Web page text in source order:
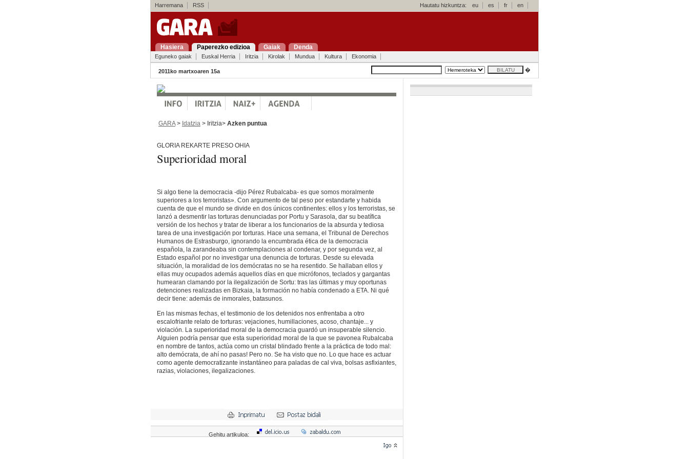
Harremana RSS Hautatu hizkuntza: eu es fr en
Hasiera Paperezko edizioa Gaiak Denda
Eguneko gaiak Euskal Herria Iritzia Kirolak Mundua Kultura Ekonomia
2011ko martxoaren 15a �
GARA> Idatzia > Iritzia> Azken puntua
GLORIA REKARTE PRESO OHIA
Superioridad moral
Si algo tiene la democracia -dijo Pérez Rubalcaba- es que somos moralmente
superiores a los terroristas». Con argumento de tal peso por estandarte y habida
cuenta de que el mundo se divide en dos únicos continentes: ellos y los terroristas, se
lanzó a desmentir las torturas denunciadas por Portu y Sarasola, dar su beatífica
versión de los hechos y tratar de liberar a los funcionarios de la absurda y tediosa
tarea de una investigación por torturas. Hace una semana, el Tribunal de Derechos
Humanos de Estrasburgo, ignorando la encumbrada ética de la democracia
española, la zarandeaba sin contemplaciones al condenar, y por segunda vez, al
Estado español por no investigar una denuncia de torturas. Desde su elevada
situación, la moralidad de los demócratas no se ha resentido. Se hallaban ellos y
ellas muy ocupados además aquellos días en que micrófonos, teclados y gargantas
humearan clamando por la ilegalización de Sortu: tras las últimas y muy oportunas
detenciones realizadas en Bizkaia, la formación no había condenado a ETA. Ni qué
decir tiene: además de inmorales, batasunos.
En las mismas fechas, el testimonio de los detenidos nos enfrentaba a otro
escalofriante relato de torturas: vejaciones, humillaciones, acoso, chantaje... y
violación. La superioridad moral de la democracia guardó un insuperable silencio.
Alguien podría pensar que esta superioridad moral de la que se pavonea Rubalcaba
en nombre de tantos, actúa como un cristal blindado frente a la práctica de todo mal:
alto demócrata, de ahí no pasas! Pero no. Se ha visto que no. Lo que hace es actuar
como agente democratizante instantáneo para paladas de cal viva, bolsas asfixiantes,
razias, violaciones, ilegalizaciones.
Gehitu artikuloa: